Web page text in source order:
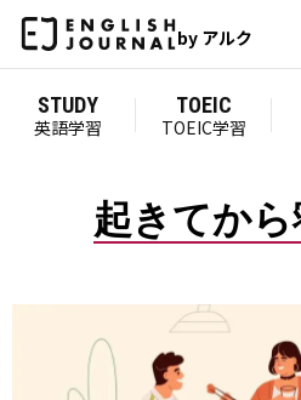
by アルク
STUDY
英語学習
TOEIC
TOEIC学習
起きてか